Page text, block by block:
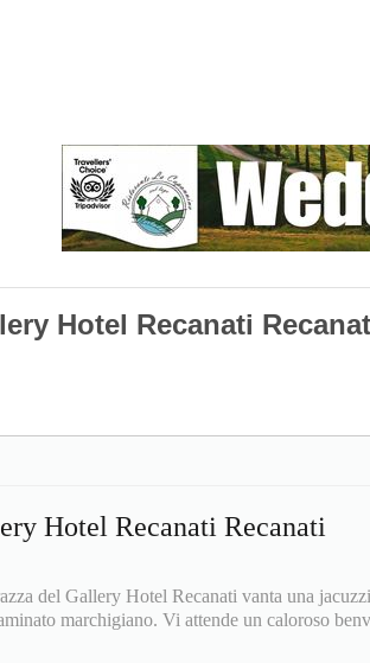
Hotel Recanati
Hotel Recanati Recanati
del Gallery Hotel Recanati vanta una
marchigiano. Vi attende un caloroso